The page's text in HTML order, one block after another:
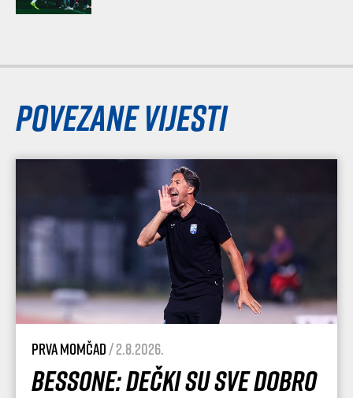
Povezane vijesti
Prva momčad/ 2.8.2026.
Bessone: Dečki su sve dobro